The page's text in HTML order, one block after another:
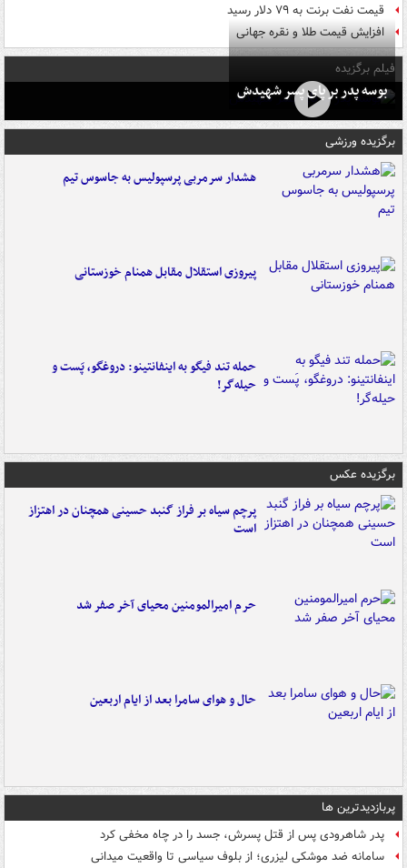
قیمت نفت برنت به ۷۹ دلار رسید
افزایش قیمت طلا و نقره جهانی
فیلم برگزیده
بوسه‌ پدر بر پای پسر شهیدش
برگزیده ورزشی
هشدار سرمربی پرسپولیس به جاسوس تیم
پیروزی استقلال مقابل همنام خوزستانی
حمله تند فیگو به اینفانتینو: دروغگو، پَست‌ و
حیله‌گر!
برگزیده عکس
پرچم سیاه بر فراز گنبد حسینی همچنان در اهتزاز
است
حرم امیرالمومنین محیای آخر صفر شد
حال و هوای سامرا بعد از ایام اربعین
پربازدیدترین ها
پدر شاهرودی پس از قتل پسرش، جسد را در چاه مخفی کرد
سامانه ضد موشکی لیزری؛ از بلوف سیاسی تا واقعیت میدانی